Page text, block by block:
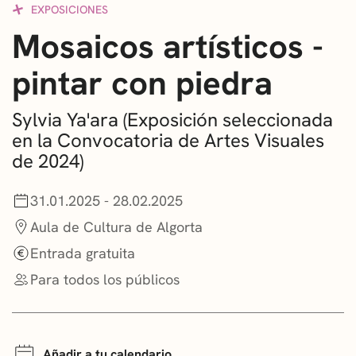
NOTICIAS
GETXO KULTURA
ASOCIACIONES CULTURALES
EXPOSICIONES
Mosaicos artísticos -
pintar con piedra
Sylvia Ya'ara (Exposición seleccionada
en la Convocatoria de Artes Visuales
de 2024)
31.01.2025 - 28.02.2025
Aula de Cultura de Algorta
Entrada gratuita
Para todos los públicos